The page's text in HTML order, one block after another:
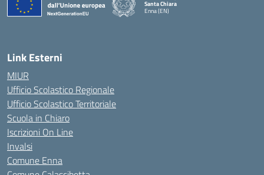
Santa Chiara
Enna (EN)
Link Esterni
MIUR
Ufficio Scolastico Regionale
Ufficio Scolastico Territoriale
Scuola in Chiaro
Iscrizioni On Line
Invalsi
Comune Enna